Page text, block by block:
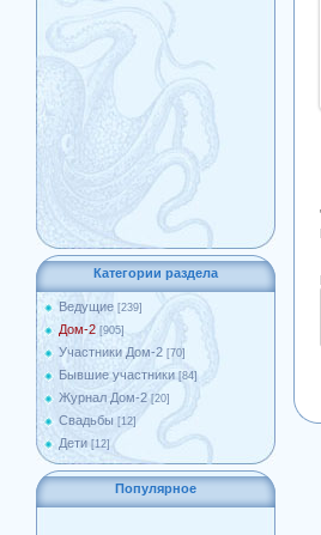
Категории раздела
Ведущие [239]
Дом-2 [905]
Участники Дом-2 [70]
Бывшие участники [84]
Журнал Дом-2 [20]
Свадьбы [12]
Дети [12]
Популярное